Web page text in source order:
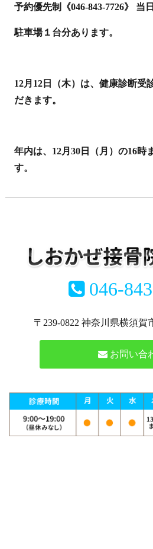
予約優先制《046-843-7726》 当
駐車場１台分あります。
12月12日（木）は、健康診断受
だきます。
年内は、12月30日（月）の16時
す。
046-
〒239-0822 神奈川県横須賀
お問い合